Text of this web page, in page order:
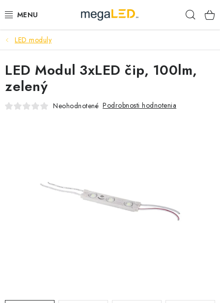
na
PRIEMYSEL
SVIETIDLÁ
ŽIAROVKY A TRUBICE
SAMSUNG SVIETIDLÁ
OBCHODNÉ PODMIENKY
LED moduly
LED Modul 3xLED čip, 100lm,
zelený
Neohodnotené Podrobnosti hodnotenia